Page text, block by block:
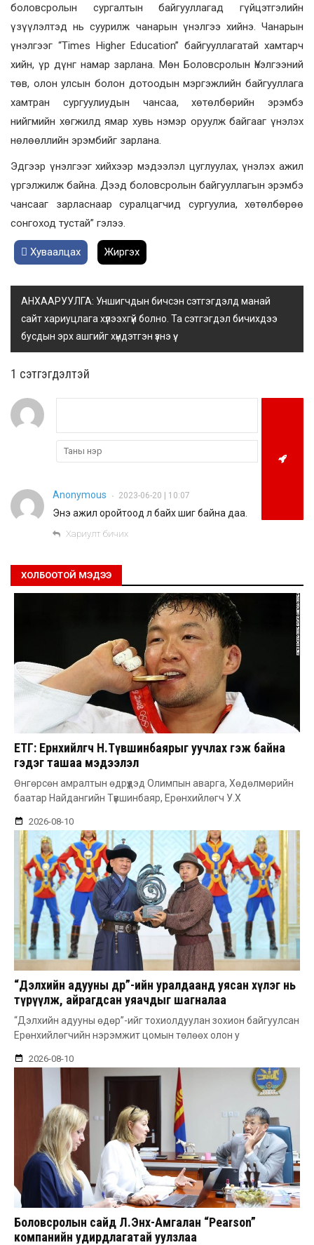
боловсролын сургалтын байгууллагад гүйцэтгэлийн
үзүүлэлтэд нь суурилж чанарын үнэлгээ хийнэ. Чанарын
үнэлгээг “Times Higher Education” байгууллагатай хамтарч
хийн, үр дүнг намар зарлана. Мөн Боловсролын Үнэлгээний
төв, олон улсын болон дотоодын мэргэжлийн байгууллага
хамтран сургуулиудын чансаа, хөтөлбөрийн эрэмбэ
нийгмийн хөгжилд ямар хувь нэмэр оруулж байгааг үнэлэх
нөлөөллийн эрэмбийг зарлана.
Эдгээр үнэлгээг хийхээр мэдээлэл цуглуулах, үнэлэх ажил
үргэлжилж байна. Дээд боловсролын байгууллагын эрэмбэ
чансааг зарласнаар суралцагчид сургуулиа, хөтөлбөрөө
сонгоход тустай” гэлээ.
Хуваалцах Жиргэх
АНХААРУУЛГА: Уншигчдын бичсэн сэтгэгдэлд манай
сайт хариуцлага хүлээхгүй болно. Та сэтгэгдэл бичихдээ
бусдын эрх ашгийг хүндэтгэн үзнэ үү.
1 сэтгэгдэлтэй
Anonymous • 2023-06-20 | 10:07
Энэ ажил оройтоод л байх шиг байна даа.
Хариулт бичих
ХОЛБООТОЙ МЭДЭЭ
ЕТГ: Ерөнхийлөгч Н.Түвшинбаярыг уучлах гэж байна
гэдэг ташаа мэдээлэл
Өнгөрсөн амралтын өдрүүдэд Олимпын аварга, Хөдөлмөрийн
баатар Найдангийн Түвшинбаяр, Ерөнхийлөгч У.Х
2026-08-10
“Дэлхийн адууны өдөр”-ийн уралдаанд уясан хүлэг нь
түрүүлж, айрагдсан уяачдыг шагналаа
“Дэлхийн адууны өдөр”-ийг тохиолдуулан зохион байгуулсан
Ерөнхийлөгчийн нэрэмжит цомын төлөөх олон у
2026-08-10
Боловсролын сайд Л.Энх-Амгалан “Pearson”
компанийн удирдлагатай уулзлаа